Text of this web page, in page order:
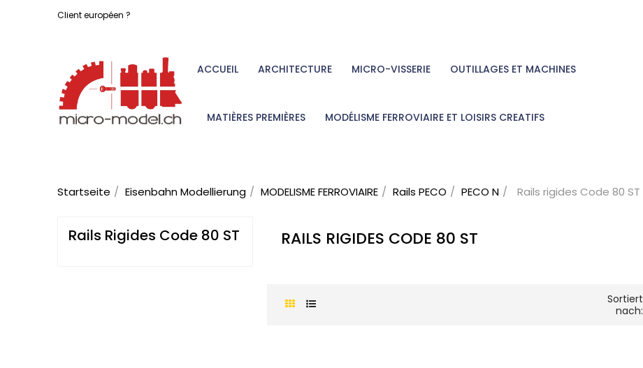
Client européen ?
ACCUEIL ARCHITECTURE MICRO-VISSERIE OUTILLAGES ET MACHINES
MATIÈRES PREMIÈRES MODÉLISME FERROVIAIRE ET LOISIRS CREATIFS
Startseite Eisenbahn Modellierung MODELISME FERROVIAIRE Rails PECO PECO N Rails rigides Code 80 ST
Rails Rigides Code 80 ST RAILS RIGIDES CODE 80 ST
Sortiert
nach: